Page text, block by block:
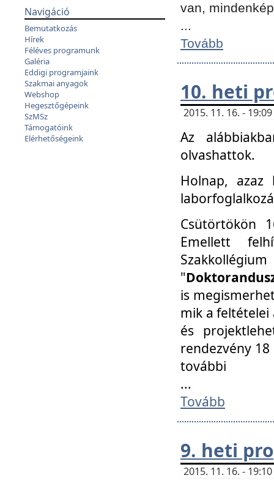
Navigáció
Bemutatkozás
Hírek
Féléves programunk
Galéria
Eddigi programjaink
Szakmai anyagok
Webshop
Hegesztőgépeink
SzMSz
Támogatóink
Elérhetőségeink
van,
...
Tovább
10. heti
2015. 11. 16. -
Az
olvashattok.
Holnap, azaz
Csütörtökön
Emellett
"
is
mik a feltételei
és
rendezvény
további
...
Tovább
9. heti
2015. 11. 16. -